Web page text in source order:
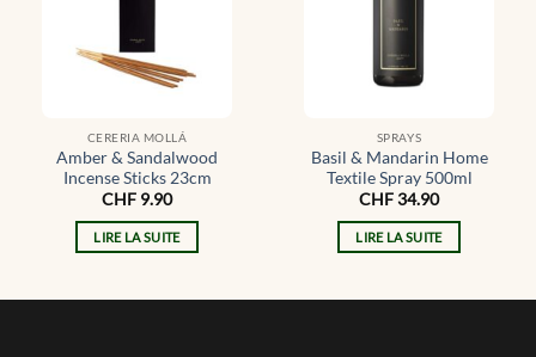
CERERIA MOLLÁ
Amber & Sandalwood
Incense Sticks 23cm
CHF 9.90
LIRE LA SUITE
SPRAYS
Basil & Mandarin Home
Textile Spray 500ml
CHF34.90
LIRE LA SUITE